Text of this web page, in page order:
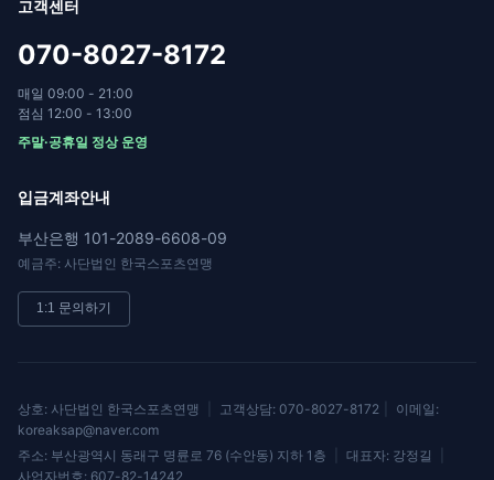
고객센터
070-8027-8172
매일 09:00 - 21:00
점심 12:00 - 13:00
주말·공휴일 정상 운영
입금계좌안내
부산은행 101-2089-6608-09
예금주: 사단법인 한국스포츠연맹
1:1 문의하기
상호: 사단법인 한국스포츠연맹 고객상담: 070-8027-8172
이메일:
koreaksap@naver.com
주소: 부산광역시 동래구 명륜로 76 (수안동) 지하 1층
대표자: 강정길
사업자번호: 607-82-14242